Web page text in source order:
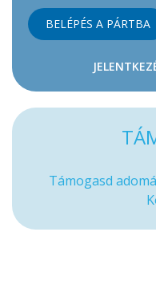
BELÉPÉS A PÁRTBA
Támogasd